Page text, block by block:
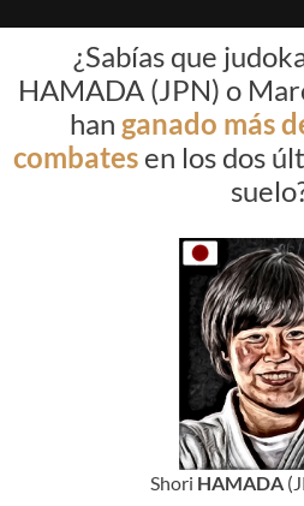
¿Sabías que
HAMADA (JPN) o
han ganado más
combates en los dos
Shori HAMADA